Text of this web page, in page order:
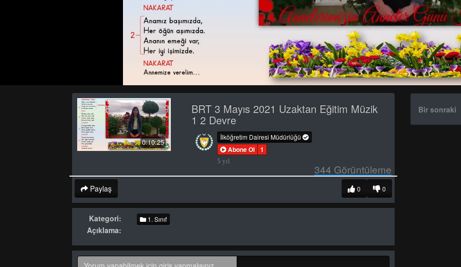
Video
0:10:25
BRT 3 Mayıs 2021 Uzaktan Eğitim Müzik
1 2 Devre
İlköğretim Dairesi Müdürlüğü
Abone Ol 1
5 yıl
344 Görüntüleme
Paylaş 0
0
Kategori: 1. Sınıf
Açıklama:
Bir sonraki